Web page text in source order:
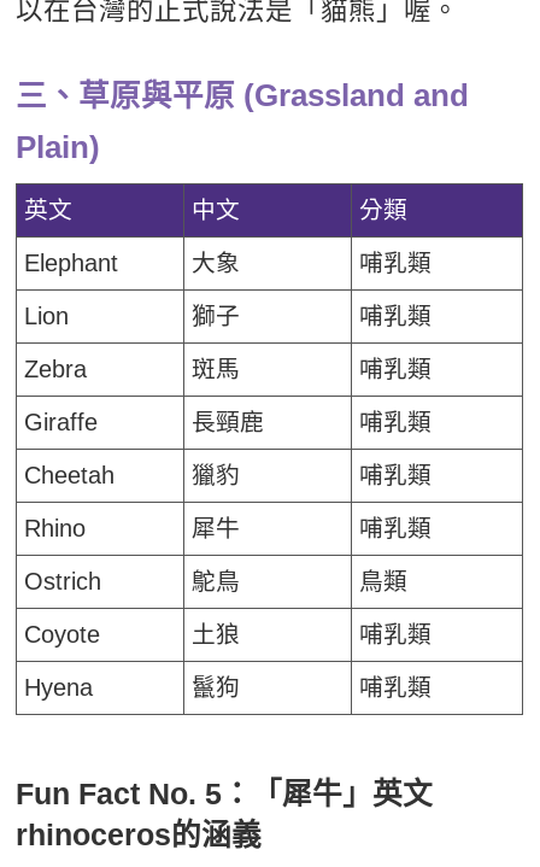
以在台灣的正式說法是「貓熊」喔。
三、草原與平原 (Grassland and
Plain)
英文 中文
分類
Elephant
大象
哺乳類
Lion
獅子
哺乳類
Zebra
斑馬
哺乳類
Giraffe
長頸鹿
哺乳類
Cheetah
獵豹
哺乳類
Rhino
犀牛
哺乳類
Ostrich
鴕鳥
鳥類
Coyote
土狼
哺乳類
Hyena
鬣狗 哺乳類
Fun Fact No. 5：「犀牛」英文
rhinoceros的涵義